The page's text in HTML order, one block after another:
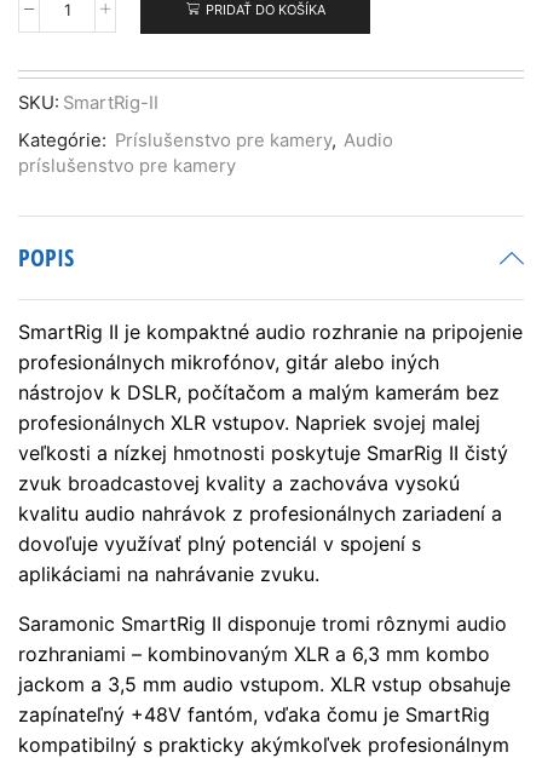
množstvo
SmartRig
II
audio
gitarový
pre
DSLR
PRIDAŤ DO KOŠÍKA
SKU: SmartRig-II
Kategórie: Príslušenstvo pre kamery, Audio
príslušenstvo pre kamery
POPIS
SmartRig II je kompaktné audio rozhranie na pripojenie
profesionálnych mikrofónov, gitár alebo iných
nástrojov k DSLR, počítačom a malým kamerám bez
profesionálnych XLR vstupov. Napriek svojej malej
veľkosti a nízkej hmotnosti poskytuje SmarRig II čistý
zvuk broadcastovej kvality a zachováva vysokú
kvalitu audio nahrávok z profesionálnych zariadení a
dovoľuje využívať plný potenciál v spojení s
aplikáciami na nahrávanie zvuku.
Saramonic SmartRig II disponuje tromi rôznymi audio
rozhraniami – kombinovaným XLR a 6,3 mm kombo
jackom a 3,5 mm audio vstupom. XLR vstup obsahuje
zapínateľný +48V fantóm, vďaka čomu je SmartRig
kompatibilný s prakticky akýmkoľvek profesionálnym